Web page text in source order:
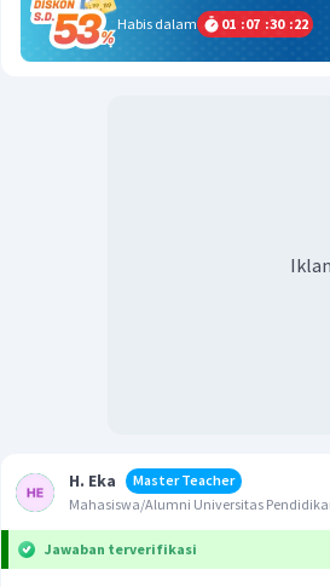
Habis dalam
01 :07 :30 :22
Iklan
H. Eka
Master Teacher
Mahasiswa/Alumni Universitas
Jawaban terverifikasi